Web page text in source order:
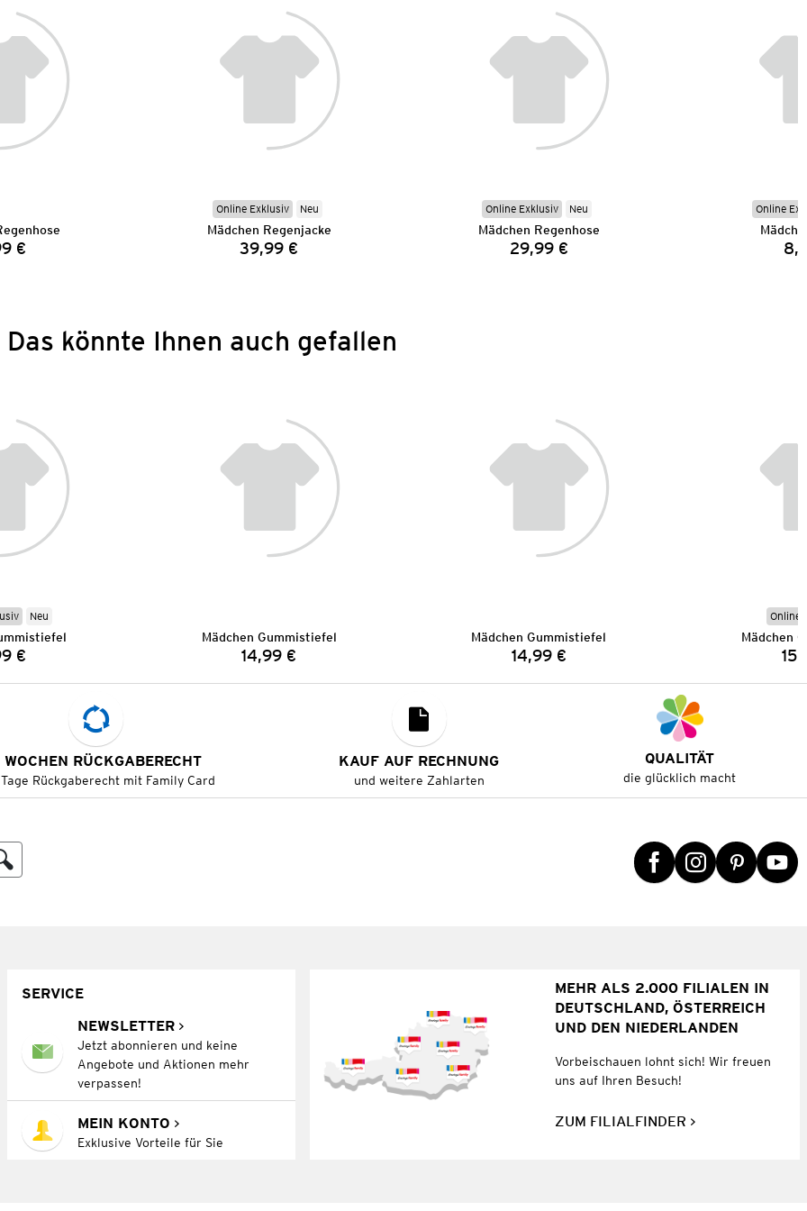
€
Online Exklusiv Neu
Mädchen Regenjacke
Preis:
39,99 €
Online Exklusiv Neu
Mädchen Regenhose
Preis:
29,99 €
Online
Das könnte Ihnen auch gefallen
Neu
€
Mädchen Gummistiefel
Preis:
14,99 €
Mädchen Gummistiefel
Preis:
14,99 €
Online
Mädchen
RÜCKGABERECHT
Rückgaberecht mit Family Card
KAUF AUF RECHNUNG
und weitere Zahlarten
QUALITÄT
die glücklich macht
SERVICE
NEWSLETTER
Jetzt abonnieren und keine
Angebote und Aktionen mehr
verpassen!
MEIN KONTO
Exklusive Vorteile für Sie
MEHR ALS 2.000 FILIALEN IN
DEUTSCHLAND, ÖSTERREICH
UND DEN NIEDERLANDEN
Vorbeischauen lohnt sich! Wir freuen
uns auf Ihren Besuch!
ZUM FILIALFINDER